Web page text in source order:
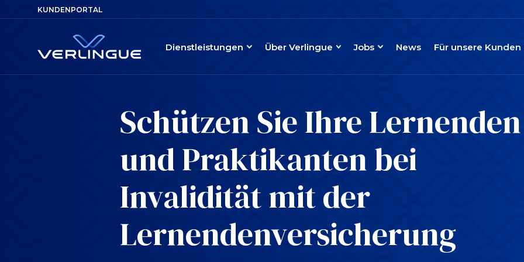
KUNDENPORTAL
Dienstleistungen Über Verlingue Jobs News Für unsere Kunden
Schützen Sie Ihre Lernenden
und Praktikanten bei
Invalidität mit der
Lernendenversicherung